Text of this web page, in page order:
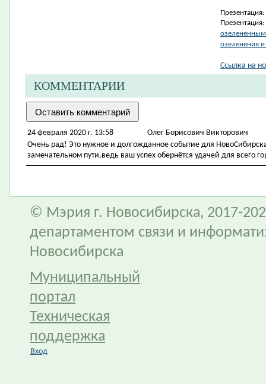
Презентация:
Презентация:
озеленения
Ссылка на
КОММЕНТАРИИ
24 февраля 2020 г. 13:58
Олег Борисович Викторович
Очень рад! Это нужное и долгожданное событие для
замечательном пути,ведь ваш успех обернётся удачей для всего
© Мэрия г. Новосибирска, 2017-
департаментом связи и
Новосибирска
Муниципальный
портал
Техническая
поддержка
Вход